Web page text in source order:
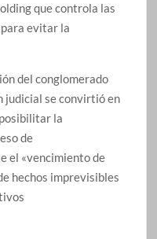
que controla las
evitar la
del conglomerado
judicial se convirtió en
la
de
el «vencimiento de
hechos imprevisibles